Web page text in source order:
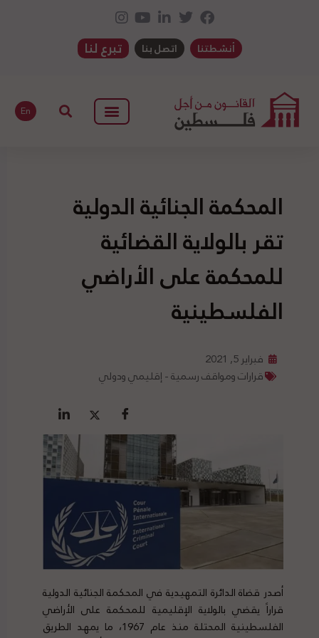
أنشطتنا اتصل بنا تبرع لنا
En
المحكمة الجنائية الدولية
تقر بالولاية القضائية
للمحكمة على الأراضي
الفلسطينية
فبراير 5, 2021
قرارات ومواقف رسمية - إقليمي ودولي
أصدر قضاة الدائرة التمهيدية في المحكمة الجنائية الدولية
قراراً يقضي بالولاية الإقليمية للمحكمة على الأراضي
الفلسطينية المحتلة منذ عام 1967، ما يمهد الطريق